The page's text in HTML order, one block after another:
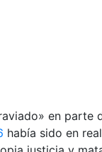
en parte
había sido en